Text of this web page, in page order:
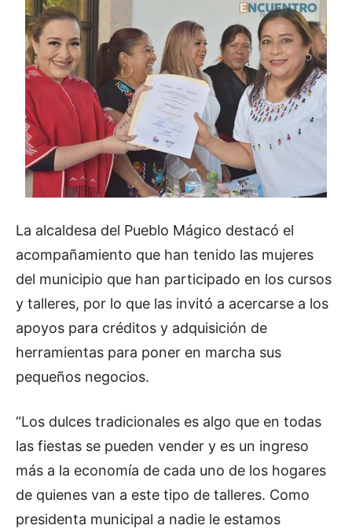
La alcaldesa del Pueblo Mágico destacó el
acompañamiento que han tenido las mujeres
del municipio que han participado en los cursos
y talleres, por lo que las invitó a acercarse a los
apoyos para créditos y adquisición de
herramientas para poner en marcha sus
pequeños negocios.
“Los dulces tradicionales es algo que en todas
las fiestas se pueden vender y es un ingreso
más a la economía de cada uno de los hogares
de quienes van a este tipo de talleres. Como
presidenta municipal a nadie le estamos